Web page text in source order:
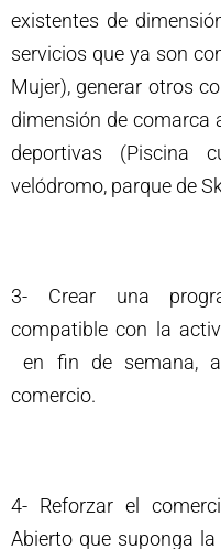
existentes de
servicios que ya son
Mujer), generar otros
dimensión de comarca
deportivas (Piscina
velódromo, parque de
3- Crear una
compatible con la
en fin de semana,
comercio.
4- Reforzar el
Abierto que suponga